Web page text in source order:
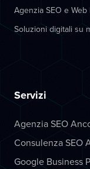
Agenzia SEO e
Soluzioni digitali su
Servizi
Agenzia SEO
Consulenza SEO
Google Business